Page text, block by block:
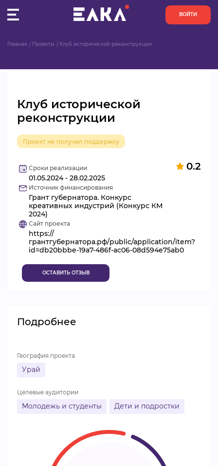
ВОЙТИ
ОРГАНИЗАЦИИ
АНАЛИТИКА
БАЗА ЗНАНИЙ
ВИДЕОКУРСЫ
ВОЙТИ
Главная Проекты Клуб исторической реконструкции
Клуб исторической
реконструкции
Проект не получил поддержку
0.2
Сроки реализации
01.05.2024 - 28.02.2025
Источник финансирования
Грант губернатора. Конкурс
креативных индустрий (Конкурс КМ
2024)
Сайт проекта
https://
грантгубернатора.рф/public/application/item?
id=db20bbbe-19a7-486f-ac06-08d594e75ab0
ОСТАВИТЬ ОТЗЫВ
Подробнее
География проекта
Урай
Целевые аудитории
Молодежь и студенты Дети и подростки